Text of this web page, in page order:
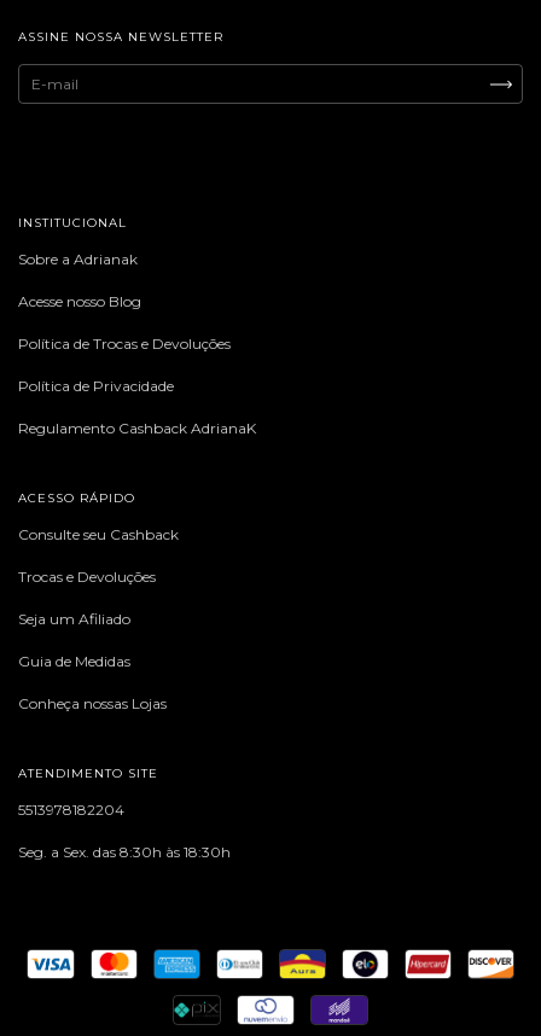
ASSINE NOSSA NEWSLETTER
INSTITUCIONAL
Sobre a Adrianak
Acesse nosso Blog
Política de Trocas e Devoluções
Política de Privacidade
Regulamento Cashback AdrianaK
ACESSO RÁPIDO
Consulte seu Cashback
Trocas e Devoluções
Seja um Afiliado
Guia de Medidas
Conheça nossas Lojas
ATENDIMENTO SITE
5513978182204
Seg. a Sex. das 8:30h às 18:30h